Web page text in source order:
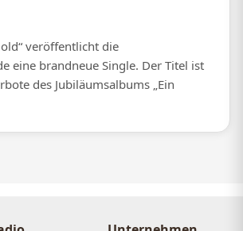
veröffentlicht die
eine brandneue Single. Der Titel ist
des Jubiläumsalbums „Ein